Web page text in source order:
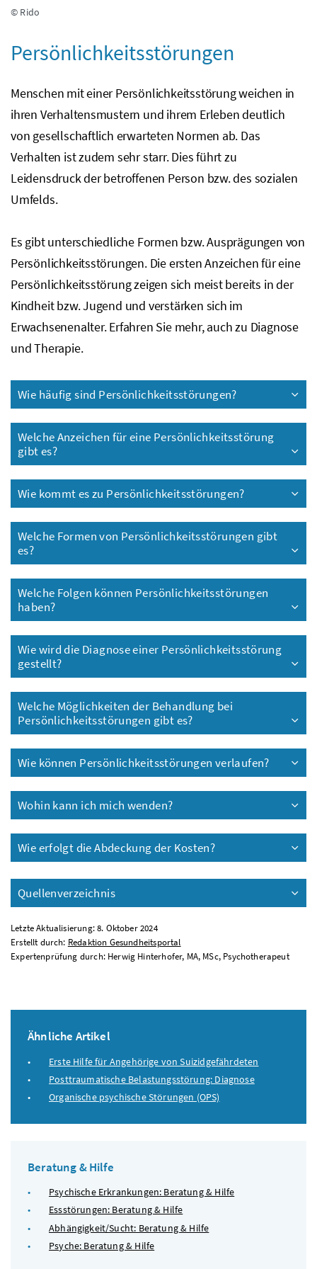
© Rido
Persönlichkeitsstörungen
Menschen mit einer Persönlichkeitsstörung weichen in
ihren Verhaltensmustern und ihrem Erleben deutlich
von gesellschaftlich erwarteten Normen ab. Das
Verhalten ist zudem sehr starr. Dies führt zu
Leidensdruck der betroffenen Person bzw.des sozialen
Umfelds.
Es gibt unterschiedliche Formen bzw.Ausprägungen von
Persönlichkeitsstörungen. Die ersten Anzeichen für eine
Persönlichkeitsstörung zeigen sich meist bereits in der
Kindheitbzw.Jugend und verstärken sich im
Erwachsenenalter. Erfahren Sie mehr, auch zu Diagnose
und Therapie.
Wie häufig sind Persönlichkeitsstörungen?
Welche Anzeichen für eine Persönlichkeitsstörung
gibt es?
Wie kommt es zu Persönlichkeitsstörungen?
Welche Formen von Persönlichkeitsstörungen gibt
es?
Welche Folgen können Persönlichkeitsstörungen
haben?
Wie wird die Diagnose einer Persönlichkeitsstörung
gestellt?
Welche Möglichkeiten der Behandlung bei
Persönlichkeitsstörungen gibt es?
Wie können Persönlichkeitsstörungen verlaufen?
Wohin kann ich mich wenden?
Wie erfolgt die Abdeckung der Kosten?
Quellenverzeichnis
Letzte Aktualisierung: 8. Oktober 2024
Erstellt durch: Redaktion Gesundheitsportal
Expertenprüfung durch: Herwig Hinterhofer, MA, MSc, Psychotherapeut
Ähnliche Artikel
Erste Hilfe für Angehörige von Suizidgefährdeten
Posttraumatische Belastungsstörung: Diagnose
Organische psychische Störungen (OPS)
Beratung & Hilfe
Psychische Erkrankungen: Beratung & Hilfe
Essstörungen: Beratung & Hilfe
Abhängigkeit/Sucht: Beratung & Hilfe
Psyche: Beratung & Hilfe